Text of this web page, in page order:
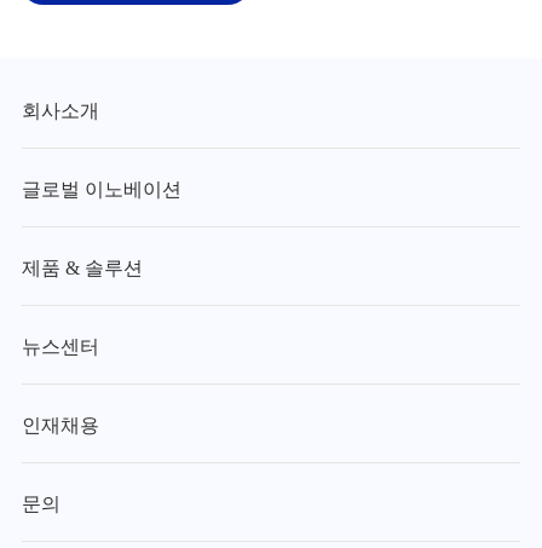
회사소개
글로벌 이노베이션
제품 & 솔루션
뉴스센터
인재채용
문의